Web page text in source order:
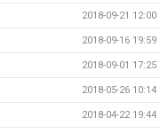
2018-09-21 12:00
2018-09-16 19:59
2018-09-01 17:25
2018-05-26 10:14
2018-04-22 19:44